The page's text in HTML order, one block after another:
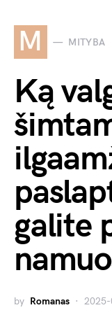
M MITYBA
Ką
galite
by Romanas